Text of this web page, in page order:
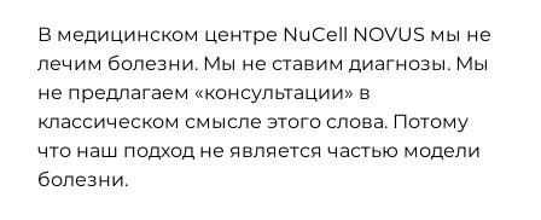
В медицинском центре NuCell NOVUS мы не
лечим болезни. Мы не ставим диагнозы. Мы
не предлагаем «консультации» в
классическом смысле этого слова. Потому
что наш подход не является частью модели
болезни.